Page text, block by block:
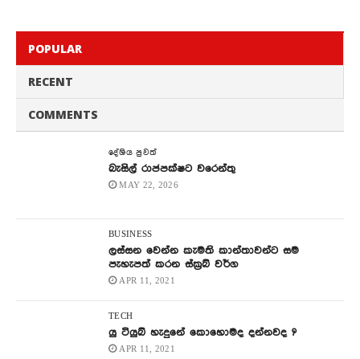
POPULAR
RECENT
COMMENTS
දේශිය පුවත්
බැසිල් රාජපක්ෂට වරෙන්තු
MAY 22, 2026
BUSINESS
ලස්සන වෙන්න කැමති කාන්තාවන්ට සම
පැහැපත් කරන ස්ක්‍රබ් වර්ග
APR 11, 2021
TECH
යු ටියුබ් හැදුනේ කොහොමද දන්නවද ?
APR 11, 2021